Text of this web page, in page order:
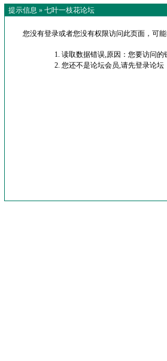
提示信息 » 七叶一枝花论坛
您没有登录或者您没有权限访问此页面，可
读取数据错误,原因：您要访问
您还不是论坛会员,请先登录论坛